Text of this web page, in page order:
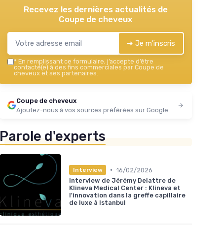
Recevez les dernières actualités de
Coupe de cheveux
➔ Je m'inscris
* En remplissant ce formulaire, j’accepte d’être
contacté(e) à des fins commerciales par Coupe de
cheveux et ses partenaires.
Coupe de cheveux
Ajoutez-nous à vos sources préférées sur Google
Parole d'experts
Interview • 16/02/2026
Interview de Jérémy Delattre de
Klineva Medical Center : Klineva et
l'innovation dans la greffe capillaire
de luxe à Istanbul